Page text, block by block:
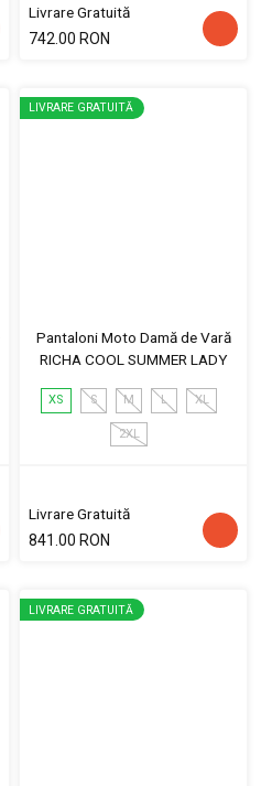
Livrare Gratuită
742.00 RON
LIVRARE GRATUITĂ
Pantaloni Moto Damă de Vară
RICHA COOL SUMMER LADY
XS S M L XL
2XL
Livrare Gratuită
841.00 RON
LIVRARE GRATUITĂ